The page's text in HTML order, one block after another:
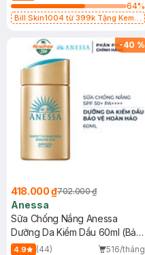
64%
Bill Skin1004 từ 399k Tặng Kem
SPF 50+ 20ml (SL Có Hạn)
-40 %
418.000 ₫702.000 ₫
Anessa
Sữa Chống Nắng Anessa
Dưỡng Da Kiềm Dầu 60ml (Bản
Mới)
4.9 (44) 516/tháng